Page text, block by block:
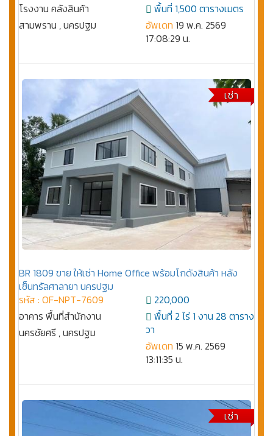
โรงงาน คลังสินค้า
สามพราน , นครปฐม
พื้นที่ 1,500 ตารางเมตร
อัพเดท 19 พ.ค. 2569
17:08:29 น.
เช่า
BR 1809 ขาย ให้เช่า Home Office พร้อมโกดังสินค้า หลัง
เซ็นทรัลศาลายา นครปฐม
รหัส : OF-NPT-7609
อาคาร พื้นที่สำนักงาน
นครชัยศรี , นครปฐม
220,000
พื้นที่ 2 ไร่ 1 งาน 28 ตาราง
วา
อัพเดท 15 พ.ค. 2569
13:11:35 น.
เช่า